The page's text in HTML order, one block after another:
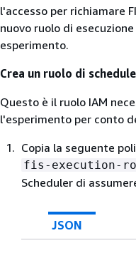
l'accesso per richiamare
nuovo ruolo di
esperimento.
Crea un ruolo di
Questo è il ruolo IAM
l'esperimento per conto
Copia la seguente
fis-execution-
Scheduler di
JSON